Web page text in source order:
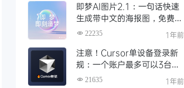
即梦AI图片2.1：一句话快速
生成带中文的海报图，免费AI
文生图、视频工具、AIGC创
22235 1年前
注意！Cursor单设备登录新
规：一个账户最多可以3台设
备登录，且限制单点登录
21635 1年前